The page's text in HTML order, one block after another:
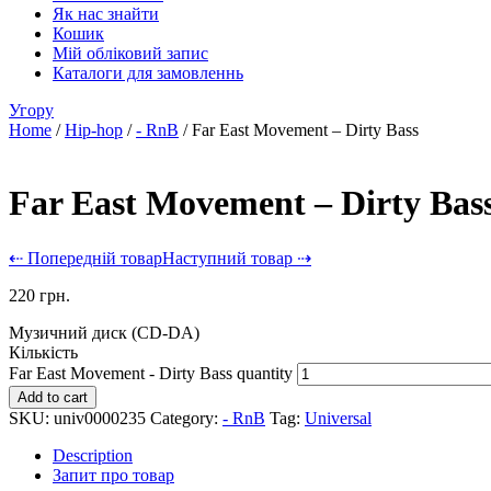
Як нас знайти
Кошик
Мій обліковий запис
Каталоги для замовленнь
Угору
Home /Hip-hop /- RnB / Far East Movement – Dirty Bass
Far East Movement – Dirty
⇠ Попередній товарНаступний товар ⇢
220 грн.
Музичний диск (CD-DA)
Кількість
Far East Movement - Dirty Bass quantity
Add to cart
SKU: univ0000235 Category: - RnB Tag: Universal
Description
Запит про товар